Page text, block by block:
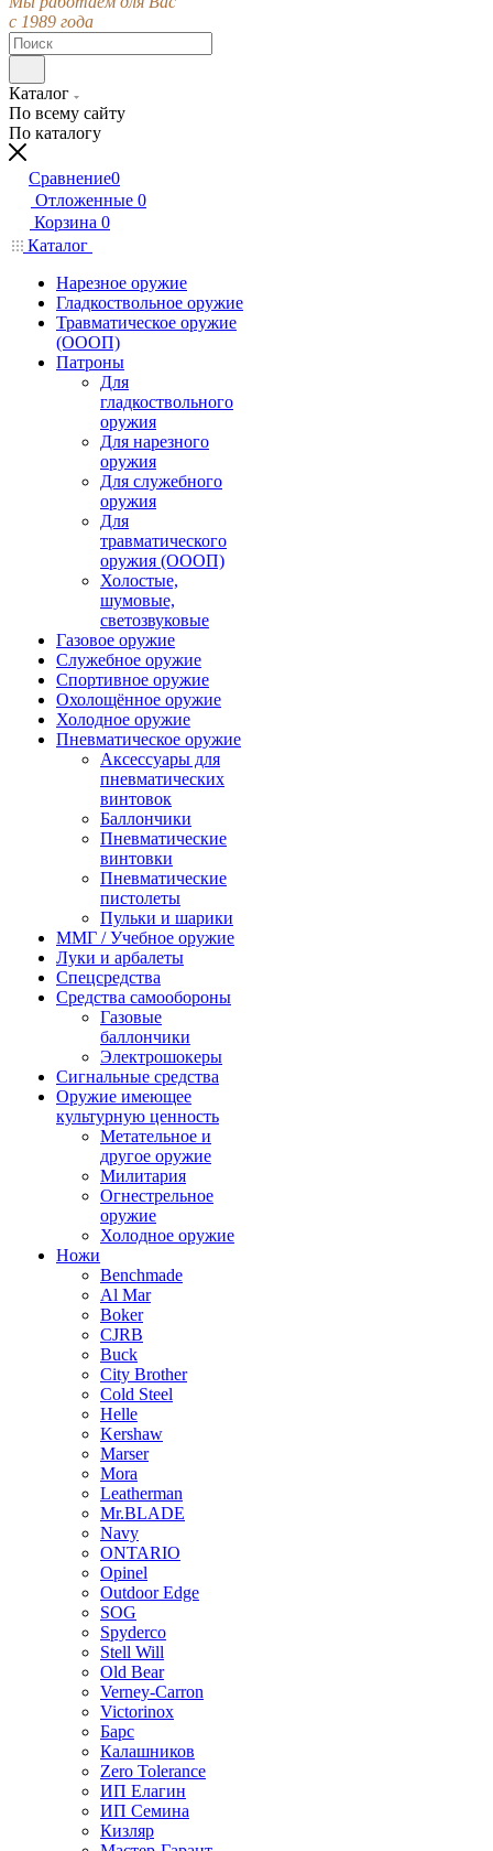
с 1989 года
Каталог
По всему сайту
По каталогу
Сравнение0
Отложенные 0
Корзина 0
Каталог
Нарезное оружие
Гладкоствольное оружие
Травматическое оружие
(ОООП)
Патроны
Для
гладкоствольного
оружия
Для нарезного
оружия
Для служебного
оружия
Для
травматического
оружия (ОООП)
Холостые,
шумовые,
светозвуковые
Газовое оружие
Служебное оружие
Спортивное оружие
Охолощённое оружие
Холодное оружие
Пневматическое оружие
Аксессуары для
пневматических
винтовок
Баллончики
Пневматические
винтовки
Пневматические
пистолеты
Пульки и шарики
ММГ / Учебное оружие
Луки и арбалеты
Спецсредства
Средства самообороны
Газовые
баллончики
Электрошокеры
Сигнальные средства
Оружие имеющее
культурную ценность
Метательное и
другое оружие
Милитария
Огнестрельное
оружие
Холодное оружие
Ножи
Benchmade
Al Mar
Boker
CJRB
Buck
City Brother
Cold Steel
Helle
Kershaw
Marser
Mora
Leatherman
Mr.BLADE
Navy
ONTARIO
Opinel
Outdoor Edge
SOG
Spyderco
Stell Will
Old Bear
Verney-Carron
Victorinox
Барс
Калашников
Zero Tolerance
ИП Елагин
ИП Семина
Кизляр